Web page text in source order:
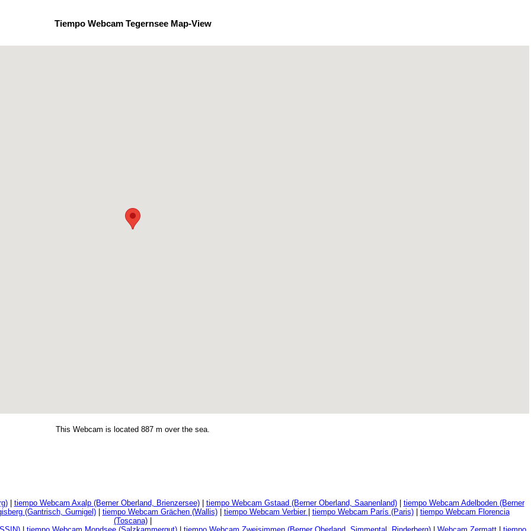
Tiempo Webcam Tegernsee Map-View
This Webcam is located 887 m over the sea.
| tiempo Webcam Axalp (Berner Oberland, Brienzersee)| tiempo Webcam Gstaad (Berner Oberland, Saanenland)| tiempo Webcam Adelboden (Berner
(Gantrisch, Gurnigel)| tiempo Webcam Grächen (Wallis)| tiempo Webcam Verbier tiempo Webcam París (Paris)| tiempo Webcam Florencia
(Toscana)